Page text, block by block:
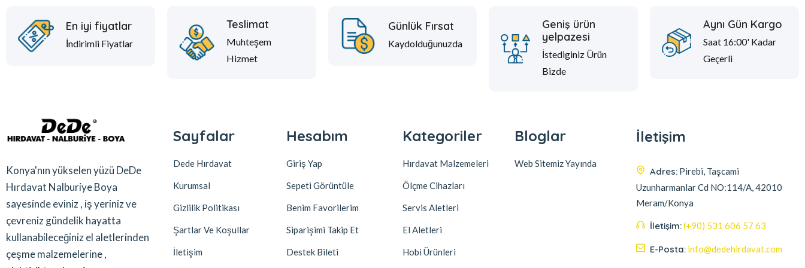
En iyi fiyatlar
İndirimli Fiyatlar
Teslimat
Muhteşem
Hizmet
Günlük Fırsat
Kaydolduğunuzda
Geniş ürün
yelpazesi
İstediginiz Ürün
Bizde
Aynı Gün Kargo
Saat 16:00' Kadar
Geçerli
Konya'nın yükselen yüzü DeDe
Hırdavat Nalburiye Boya
sayesinde eviniz , iş yeriniz ve
çevreniz gündelik hayatta
kullanabileceğiniz el aletlerinden
çeşme malzemelerine ,
Sayfalar
Dede Hırdavat
Kurumsal
Gizlilik Politikası
Şartlar Ve Koşullar
İletişim
Hesabım
Giriş Yap
Sepeti Görüntüle
Benim Favorilerim
Siparişimi Takip Et
Destek Bileti
Kategoriler
Hırdavat Malzemeleri
Ölçme Cihazları
Servis Aletleri
El Aletleri
Hobi Ürünleri
Bloglar
Web Sitemiz Yayında
İletişim
Adres: Pirebi, Taşcami
Uzunharmanlar Cd NO:114/A, 42010
Meram/Konya
İletişim:(+90) 531 606 57 63
E-Posta: info@dedehirdavat.com